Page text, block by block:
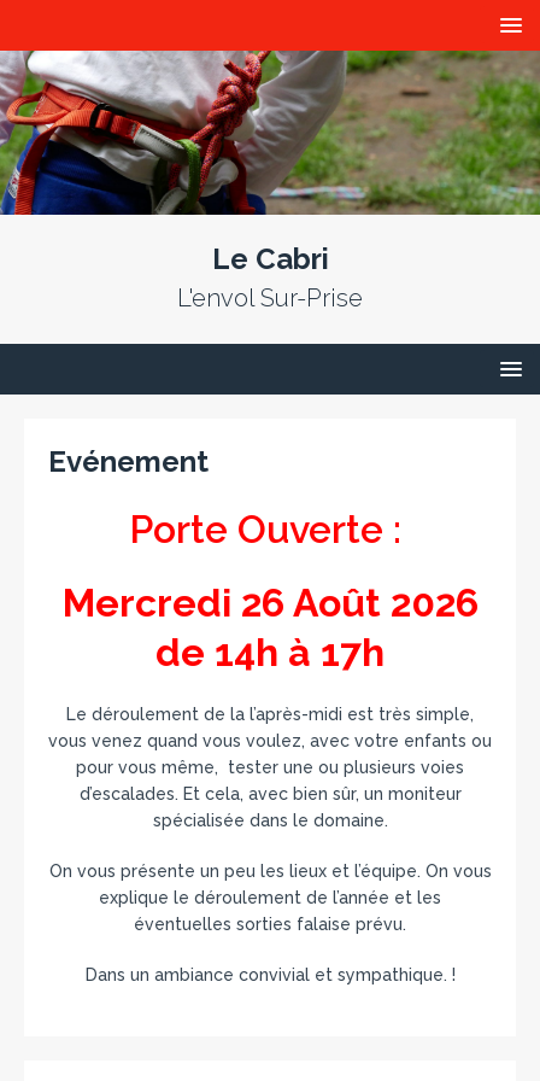
Le Cabri
L'envol Sur-Prise
Evénement
Porte Ouverte :
Mercredi 26 Août 2026
de 14h à 17h
Le déroulement de la l’après-midi est très simple,
vous venez quand vous voulez, avec votre enfants ou
pour vous même, tester une ou plusieurs voies
d’escalades. Et cela, avec bien sûr, un moniteur
spécialisée dans le domaine.
On vous présente un peu les lieux et l’équipe. On vous
explique le déroulement de l’année et les
éventuelles sorties falaise prévu.
Dans un ambiance convivial et sympathique. !